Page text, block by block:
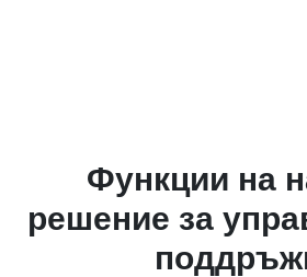
Функции на
решение за